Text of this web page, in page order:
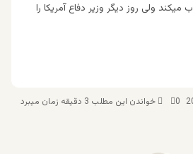
میکند ولی روز دیگر وزیر دفاع آمریکا را
0 خواندن این مطلب 3 دقیقه زمان میبرد